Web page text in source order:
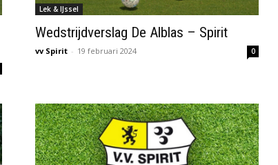
Lek & IJssel
Wedstrijdverslag De Alblas – Spirit
vv Spirit - 19 februari 2024 0